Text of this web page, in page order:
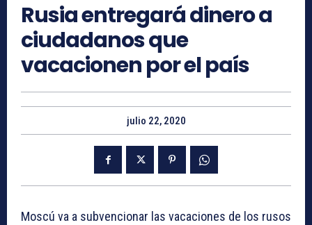
Rusia entregará dinero a
ciudadanos que
vacacionen por el país
julio 22, 2020
Moscú va a subvencionar las vacaciones de los rusos